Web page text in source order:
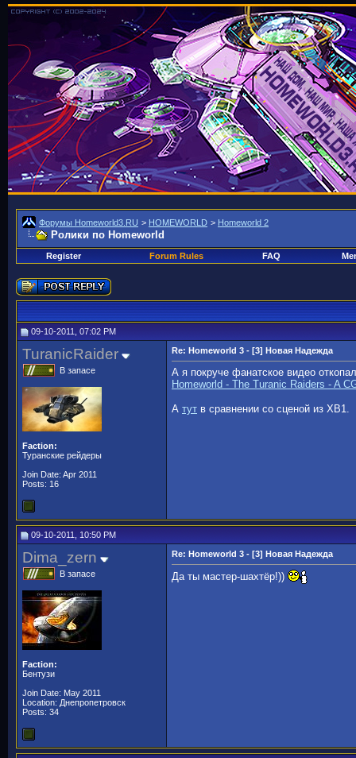
Форумы Homeworld3.RU > HOMEWORLD > Homeworld 2
Ролики по Homeworld
Register Forum Rules FAQ
09-10-2011, 07:02 PM
TuranicRaider
В запасе
Faction:
Туранские рейдеры
Join Date: Apr 2011
Posts: 16
Re: Homeworld 3 - [3] Новая Надежда
А я покруче фанатское видео
Homeworld - The Turanic Raiders - A
А тут в сравнении со сценой из ХВ1.
09-10-2011, 10:50 PM
Dima_zern
В запасе
Faction:
Бентузи
Join Date: May 2011
Location: Днепропетровск
Posts: 34
Re: Homeworld 3 - [3] Новая Надежда
Да ты мастер-шахтёр!))